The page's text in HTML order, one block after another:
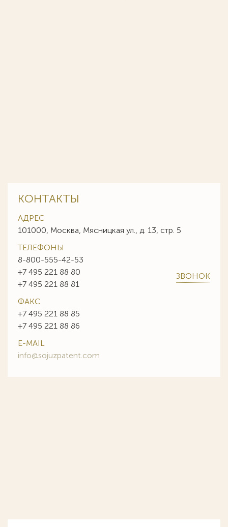
КОНТАКТЫ
АДРЕС
101000, Москва, Мясницкая ул., д. 13, стр. 5
ТЕЛЕФОНЫ
8-800-555-42-53
+7 495 221 88 80
+7 495 221 88 81
ЗВОНОК
ФАКС
+7 495 221 88 85
+7 495 221 88 86
E-MAIL
info@sojuzpatent.com